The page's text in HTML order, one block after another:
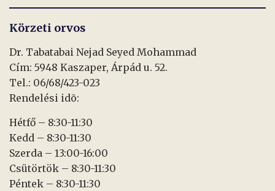
Körzeti orvos
Dr. Tabatabai Nejad Seyed Mohammad
Cím: 5948 Kaszaper, Árpád u. 52.
Tel.: 06/68/423-023
Rendelési idõ:
Hétfő – 8:30-11:30
Kedd – 8:30-11:30
Szerda – 13:00-16:00
Csütörtök – 8:30-11:30
Péntek – 8:30-11:30